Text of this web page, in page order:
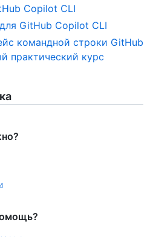
Copilot CLI
GitHub Copilot CLI
командной строки GitHub
практический курс